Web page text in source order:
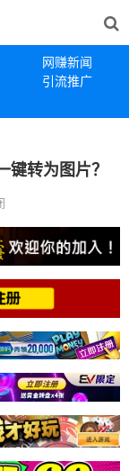
网赚新闻
引流推广
转为图片？